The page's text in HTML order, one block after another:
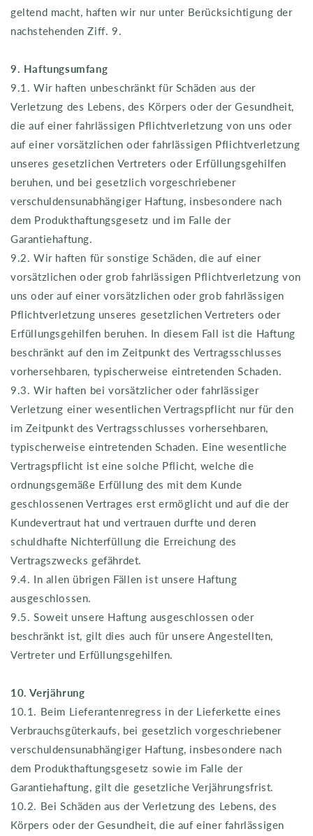
geltend macht, haften wir nur unter Berücksichtigung der
nachstehenden Ziff. 9.
9. Haftungsumfang
9.1. Wir haften unbeschränkt für Schäden aus der
Verletzung des Lebens, des Körpers oder der Gesundheit,
die auf einer fahrlässigen Pflichtverletzung von uns oder
auf einer vorsätzlichen oder fahrlässigen Pflichtverletzung
unseres gesetzlichen Vertreters oder Erfüllungsgehilfen
beruhen, und bei gesetzlich vorgeschriebener
verschuldensunabhängiger Haftung, insbesondere nach
dem Produkthaftungsgesetz und im Falle der
Garantiehaftung.
9.2. Wir haften für sonstige Schäden, die auf einer
vorsätzlichen oder grob fahrlässigen Pflichtverletzung von
uns oder auf einer vorsätzlichen oder grob fahrlässigen
Pflichtverletzung unseres gesetzlichen Vertreters oder
Erfüllungsgehilfen beruhen. In diesem Fall ist die Haftung
beschränkt auf den im Zeitpunkt des Vertragsschlusses
vorhersehbaren, typischerweise eintretenden Schaden.
9.3. Wir haften bei vorsätzlicher oder fahrlässiger
Verletzung einer wesentlichen Vertragspflicht nur für den
im Zeitpunkt des Vertragsschlusses vorhersehbaren,
typischerweise eintretenden Schaden. Eine wesentliche
Vertragspflicht ist eine solche Pflicht, welche die
ordnungsgemäße Erfüllung des mit dem Kunde
geschlossenen Vertrages erst ermöglicht und auf die der
Kundevertraut hat und vertrauen durfte und deren
schuldhafte Nichterfüllung die Erreichung des
Vertragszwecks gefährdet.
9.4. In allen übrigen Fällen ist unsere Haftung
ausgeschlossen.
9.5. Soweit unsere Haftung ausgeschlossen oder
beschränkt ist, gilt dies auch für unsere Angestellten,
Vertreter und Erfüllungsgehilfen.
10. Verjährung
10.1. Beim Lieferantenregress in der Lieferkette eines
Verbrauchsgüterkaufs, bei gesetzlich vorgeschriebener
verschuldensunabhängiger Haftung, insbesondere nach
dem Produkthaftungsgesetz sowie im Falle der
Garantiehaftung, gilt die gesetzliche Verjährungsfrist.
10.2. Bei Schäden aus der Verletzung des Lebens, des
Körpers oder der Gesundheit, die auf einer fahrlässigen